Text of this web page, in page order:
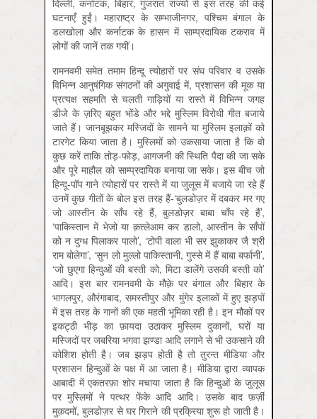
दिल्ली, कर्नाटक, बिहार, गुजरात राज्यों से इस तरह की कई
घटनाएँ हुईं। महाराष्ट्र के सम्भाजीनगर, पश्चिम बंगाल के
डलखोला और कर्नाटक के हासन में साम्प्रदायिक टकराव में
लोगों की जानें तक गयीं।
रामनवमी समेत तमाम हिन्दू त्योहारों पर संघ परिवार व उसके
विभिन्न आनुषंगिक संगठनों की अगुवाई में, प्रशासन की मूक या
प्रत्यक्ष सहमति से चलती गाड़ियों या रास्ते में विभिन्न जगह
डीजे के ज़रिए बहुत भोंडे और भद्दे मुस्लिम विरोधी गीत बजाये
जाते हैं। जानबूझकर मस्जिदों के सामने या मुस्लिम इलाक़ों को
टारगेट किया जाता है। मुस्लिमों को उकसाया जाता है कि वो
कुछ करें ताकि तोड़-फोड़, आगजनी की स्थिति पैदा की जा सके
और पूरे माहौल को साम्प्रदायिक बनाया जा सके। इस बीच जो
हिन्दू-पॉप गाने त्योहारों पर रास्ते में या जुलूस में बजाये जा रहे हैं
उनमें कुछ गीतों के बोल इस तरह हैं-‘बुलडोज़र में दबकर मर गए
जो आस्तीन के साँप रहे हैं, बुलडोज़र बाबा चाँप रहे हैं’,
‘पाकिस्तान में भेजो या क़त्लेआम कर डालो, आस्तीन के साँपों
को न दुग्ध पिलाकर पालो’, ‘टोपी वाला भी सर झुकाकर जै श्री
राम बोलेगा’, ‘सुन लो मुल्लो पाकिस्तानी, गुस्से में हैं बाबा बर्फानी’,
‘जो छुएगा हिन्दुओं की बस्ती को, मिटा डालेंगे उसकी बस्ती को’
आदि। इस बार रामनवमी के मौक़े पर बंगाल और बिहार के
भागलपुर, औरंगाबाद, समस्तीपुर और मुंगेर इलाकों में हुए झड़पों
में इस तरह के गानों की एक महती भूमिका रही है। इन मौकों पर
इकट्ठी भीड़ का फ़ायदा उठाकर मुस्लिम दुकानों, घरों या
मस्जिदों पर जबरिया भगवा झण्डा आदि लगाने से भी उकसाने की
कोशिश होती है। जब झड़प होती है तो तुरन्त मीडिया और
प्रशासन हिन्दुओं के पक्ष में आ जाता है। मीडिया द्वारा व्यापक
आबादी में एकतरफ़ा शोर मचाया जाता है कि हिन्दुओं के जुलूस
पर मुस्लिमों ने पत्थर फेंके आदि आदि। उसके बाद फ़र्ज़ी
मुक़दमों, बुलडोज़र से घर गिराने की प्रक्रिया शुरू हो जाती है।